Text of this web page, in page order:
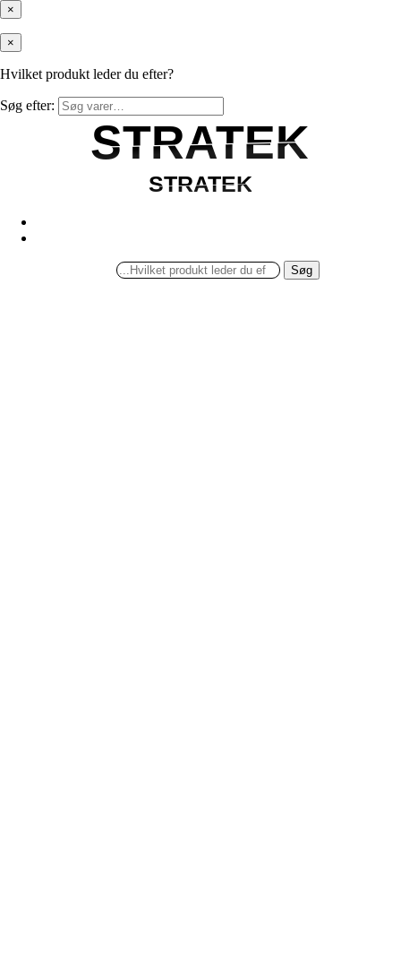
×
×
Hvilket produkt leder du efter?
Søg efter:
STRATEK
STRATEK
STRATEK
STRATEK
Søg